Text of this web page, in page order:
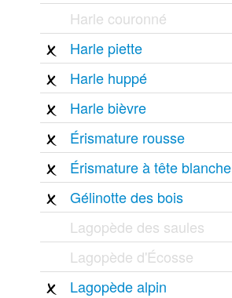
Harle couronné
Harle piette
Harle huppé
Harle bièvre
Érismature rousse
Érismature à tête blanche
Gélinotte des bois
Lagopède des saules
Lagopède d'Écosse
Lagopède alpin